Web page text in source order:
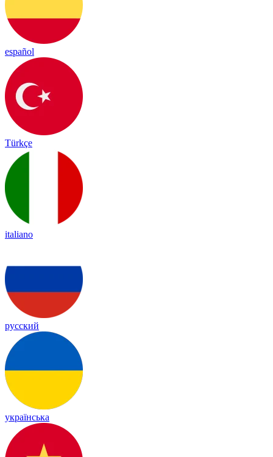
español
Türkçe
italiano
русский
українська